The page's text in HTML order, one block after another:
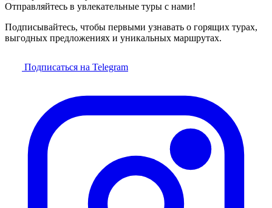
Отправляйтесь в увлекательные туры с нами!
Подписывайтесь, чтобы первыми узнавать о горящих турах,
выгодных предложениях и уникальных маршрутах.
Подписаться на Telegram